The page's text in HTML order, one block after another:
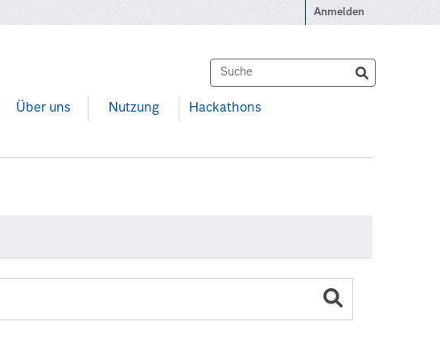
Anmelden
Über uns Nutzung Hackathons